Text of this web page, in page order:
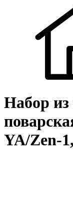
Набор
YA/Zen-